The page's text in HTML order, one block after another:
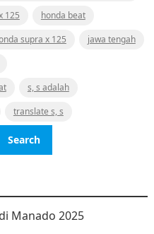
125
honda beat
supra x 125
jawa tengah
s, s adalah
translate s, s
Manado 2025